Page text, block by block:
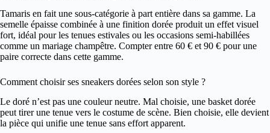
Tamaris en fait une sous-catégorie à part entière dans sa gamme. La
semelle épaisse combinée à une finition dorée produit un effet visuel
fort, idéal pour les tenues estivales ou les occasions semi-habillées
comme un mariage champêtre. Compter entre 60 € et 90 € pour une
paire correcte dans cette gamme.
Comment choisir ses sneakers dorées selon son style ?
Le doré n’est pas une couleur neutre. Mal choisie, une basket dorée
peut tirer une tenue vers le costume de scène. Bien choisie, elle devient
la pièce qui unifie une tenue sans effort apparent.